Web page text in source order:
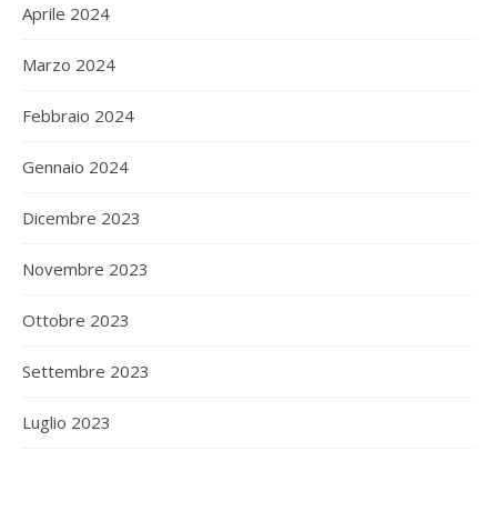
Aprile 2024
Marzo 2024
Febbraio 2024
Gennaio 2024
Dicembre 2023
Novembre 2023
Ottobre 2023
Settembre 2023
Luglio 2023